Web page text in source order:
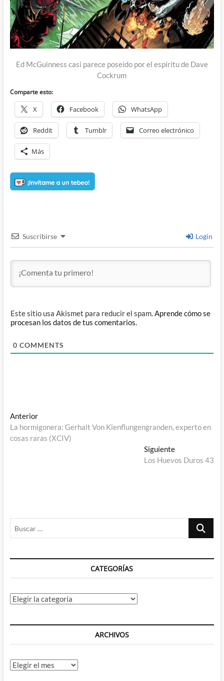
Ed McGuinness casi parece poseido por el espiritu de Dave
Cockrum
Comparte esto:
X Facebook WhatsApp
Reddit Tumblr Correo electrónico
Más
Suscribirse Login
Este sitio usa Akismet para reducir el spam.Aprende cómo se
procesan los datos de tus comentarios.
0 COMMENTS
Navegación
de
AnteriorEntrada
anterior:
La hormigonera: Gerhalt Von Kienflungengranden, experto en
cosas raras (XCIV)
SiguienteEntrada
siguiente:
Los Huevos Duros 43
Buscar
CATEGORÍAS
Categorías
ARCHIVOS
Archivos